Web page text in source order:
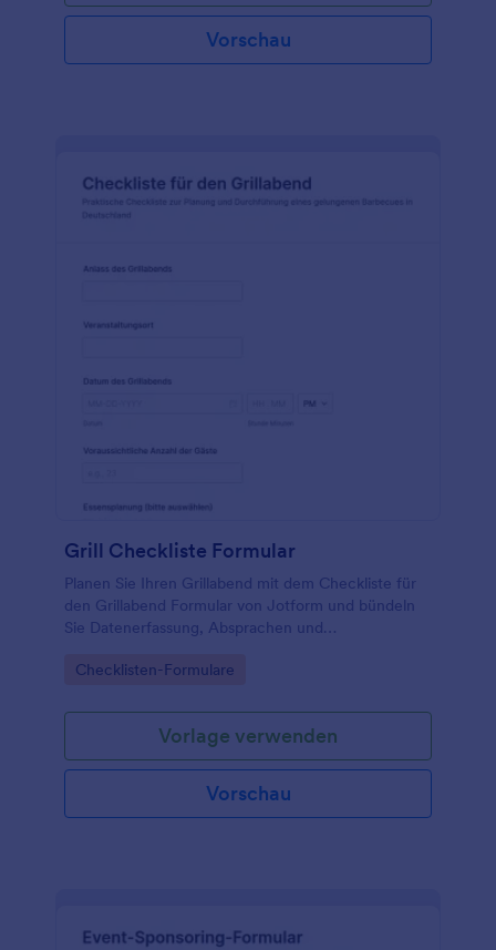
Vorschau
Grill Checkliste Formular
Planen Sie Ihren Grillabend mit dem Checkliste für
den Grillabend Formular von Jotform und bündeln
Sie Datenerfassung, Absprachen und
Formularvorlage.
Go to Category:
Checklisten-Formulare
Vorlage verwenden
Vorschau